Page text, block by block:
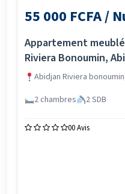
55 000 FCFA /
Appartement
Riviera Bonoumin,
Abidjan Riviera
2 chambres
2 SDB
00 Avis